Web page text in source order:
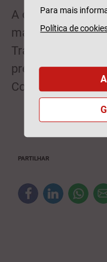
A comunicação
materiais em
Tranquilidade e
presente na
Comercial e RFM.
PARTILHAR
Para mais
Política de